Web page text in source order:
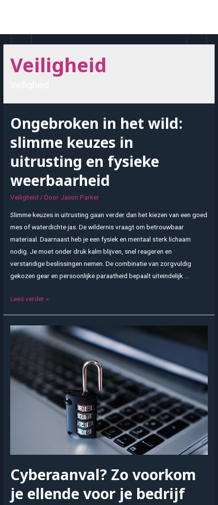
Veiligheid
Ongebroken in het wild:
slimme keuzes in
uitrusting en fysieke
weerbaarheid
Veiligheid / Door Jason Parker
Slimme keuzes in uitrusting gaan verder dan het kiezen van een goed
mes of waterdichte jas. De wildernis vraagt om betrouwbaar
materiaal. Daarnaast heb je een fysiek en mentaal sterk lichaam
nodig. Je moet onder druk kalm blijven, snel reageren en
verstandige beslissingen nemen. De combinatie van zorgvuldig
gekozen gear en persoonlijke paraatheid bepaalt uiteindelijk …
Ongebroken
wild:
uitrusting
Lees verder »
Cyberaanval? Zo voorkom
je ellende voor je bedrijf